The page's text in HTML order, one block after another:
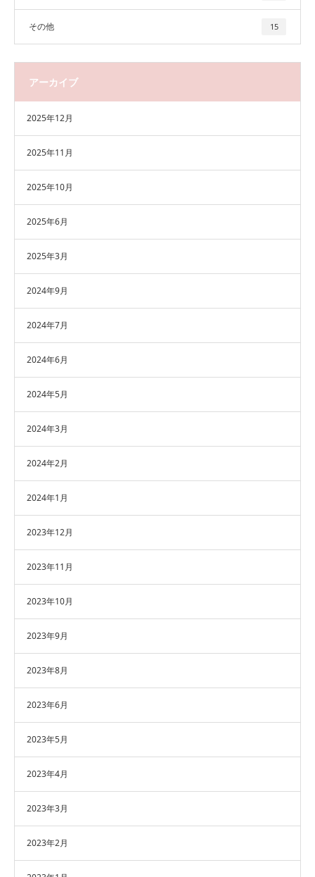
その他 15
アーカイブ
2025年12月
2025年11月
2025年10月
2025年6月
2025年3月
2024年9月
2024年7月
2024年6月
2024年5月
2024年3月
2024年2月
2024年1月
2023年12月
2023年11月
2023年10月
2023年9月
2023年8月
2023年6月
2023年5月
2023年4月
2023年3月
2023年2月